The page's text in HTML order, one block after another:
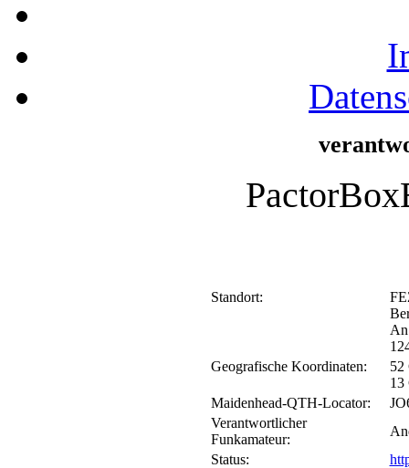
Standort:
Geografische Koordinaten:
52
13
Maidenhead-QTH-Locator:
Verantwortlicher
Funkamateur:
Status: